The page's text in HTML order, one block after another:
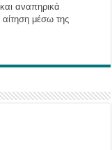
αναπηρικά
αίτηση μέσω της